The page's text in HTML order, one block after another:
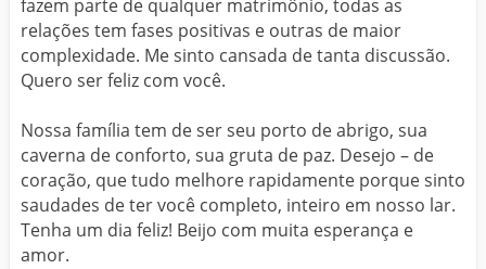
fazem parte de qualquer matrimônio, todas as
relações tem fases positivas e outras de maior
complexidade. Me sinto cansada de tanta discussão.
Quero ser feliz com você.
Nossa família tem de ser seu porto de abrigo, sua
caverna de conforto, sua gruta de paz. Desejo – de
coração, que tudo melhore rapidamente porque sinto
saudades de ter você completo, inteiro em nosso lar.
Tenha um dia feliz! Beijo com muita esperança e
amor.